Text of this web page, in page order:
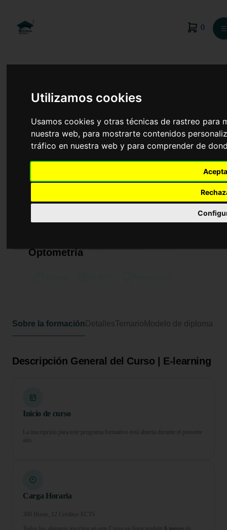
Utilizamos cookies
Usamos cookies y otras técnicas de rastreo para
nuestra web, para mostrarte contenidos
tráfico en nuestra web y para comprender de
0 ☰
Optometría
Sobre la formación DetallesTemario Modelo de diploma
Descripción General del Curso | E-learning
Inicio de curso
La inscripción para este programa formativo está abierta durante el presente
año.
Carga Horaria
300 Horas, 12 Créditos ECTS
Todos los alumnos inscritos en este Curso en línea tendrán 6 meses de